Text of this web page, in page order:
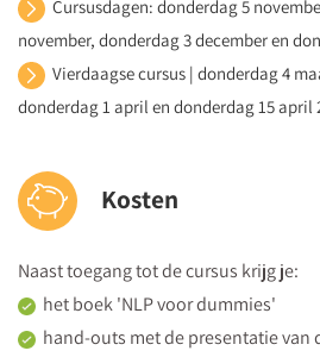
Groepsrapport – hoe geef je les
moment in de lesomgeving in
je leerling(en), klas, collega’s en ouders.
Cursusdagen: donderdag 5
november, donderdag 3 december en
Vierdaagse cursus | donderdag 4
donderdag 1 april en donderdag 15 april
Kosten
Naast toegang tot de cursus krijg je:
het boek 'NLP voor dummies'
hand-outs met de presentatie van